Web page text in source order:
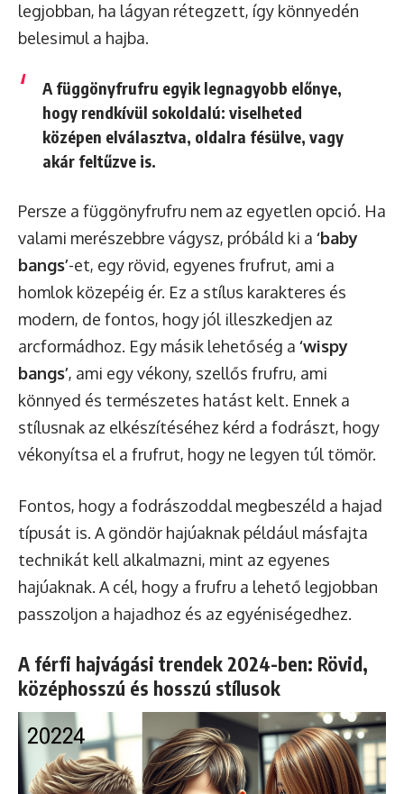
legjobban, ha lágyan rétegzett, így könnyedén
belesimul a hajba.
A függönyfrufru egyik legnagyobb előnye,
hogy rendkívül sokoldalú: viselheted
középen elválasztva, oldalra fésülve, vagy
akár feltűzve is.
Persze a függönyfrufru nem az egyetlen opció. Ha
valami merészebbre vágysz, próbáld ki a ‘baby
bangs’-et, egy rövid, egyenes frufrut, ami a
homlok közepéig ér. Ez a stílus karakteres és
modern, de fontos, hogy jól illeszkedjen az
arcformádhoz. Egy másik lehetőség a ‘wispy
bangs’, ami egy vékony, szellős frufru, ami
könnyed és természetes hatást kelt. Ennek a
stílusnak az elkészítéséhez kérd a fodrászt, hogy
vékonyítsa el a frufrut, hogy ne legyen túl tömör.
Fontos, hogy a fodrászoddal megbeszéld a hajad
típusát is. A göndör hajúaknak például másfajta
technikát kell alkalmazni, mint az egyenes
hajúaknak. A cél, hogy a frufru a lehető legjobban
passzoljon a hajadhoz és az egyéniségedhez.
A férfi hajvágási trendek 2024-ben: Rövid,
középhosszú és hosszú stílusok